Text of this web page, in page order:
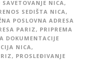
SAVETOVANJE NICA,
SEDIŠTA NICA ,
POSLOVNA ADRESA
PARIZ , PRIPREMA
DOKUMENTACIJE
NICA ,
, PROSLEĐIVANJE